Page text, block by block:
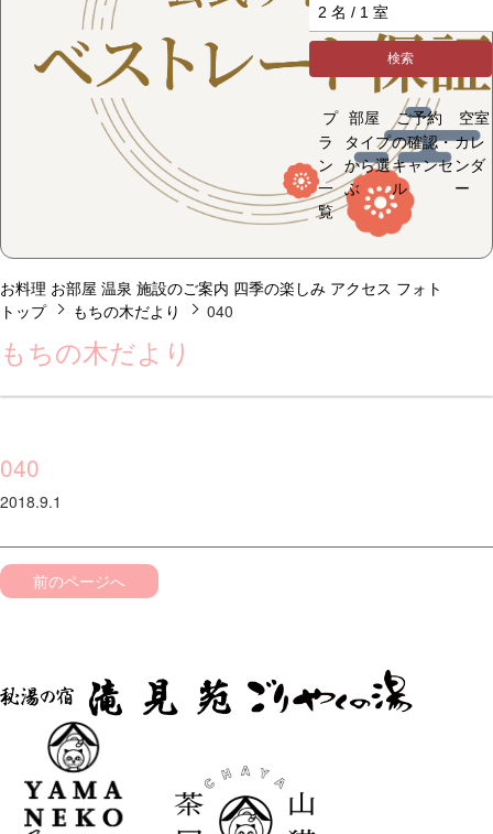
検索
プ
ラ
ン
一
覧
部屋
タイプ
から選
ぶ
ご予約
の確認・
キャンセ
ル
空室
カレ
ンダ
ー
お料理 お部屋 温泉 施設のご案内 四季の楽しみ アクセス フォト
トップ
もちの木だより 040
もちの木だより
040
2018.9.1
前のページへ